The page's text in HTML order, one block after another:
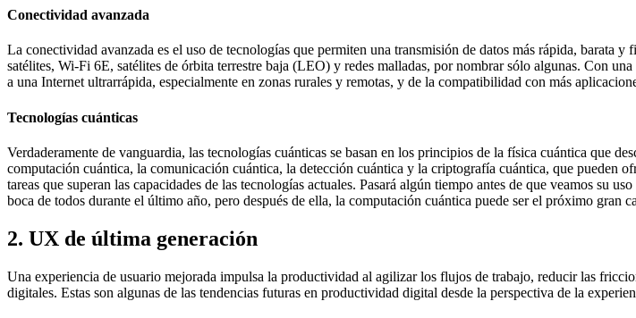
Conectividad avanzada
La conectividad avanzada es el uso de tecnologías que permiten una transmisión de datos más rápida, barata
satélites, Wi-Fi 6E, satélites de órbita terrestre baja (LEO) y redes malladas, por nombrar sólo algunas. Con
a una Internet ultrarrápida, especialmente en zonas rurales y remotas, y de la compatibilidad con más
Tecnologías cuánticas
Verdaderamente de vanguardia, las tecnologías cuánticas se basan en los principios de la física cuántica que
computación cuántica, la comunicación cuántica, la detección cuántica y la criptografía cuántica, que pueden
tareas que superan las capacidades de las tecnologías actuales. Pasará algún tiempo antes de que veamos su
boca de todos durante el último año, pero después de ella, la computación cuántica puede ser el próximo gran
2. UX de última generación
Una experiencia de usuario mejorada impulsa la productividad al agilizar los flujos de trabajo, reducir las
digitales. Estas son algunas de las tendencias futuras en productividad digital desde la perspectiva de la